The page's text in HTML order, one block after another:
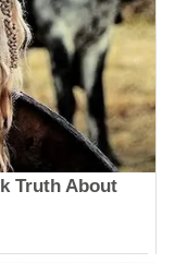
Truth About